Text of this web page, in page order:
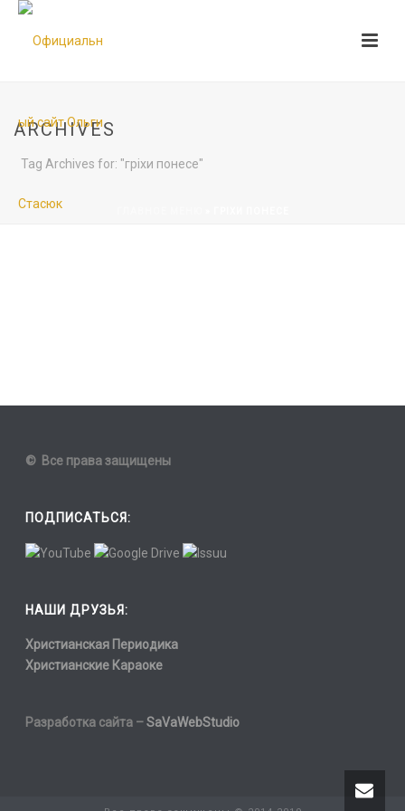
ARCHIVES
Tag Archives for: "гріхи понесе"
© Все права защищены
ПОДПИСАТЬСЯ:
НАШИ ДРУЗЬЯ:
Христианская Периодика
Христианские Караоке
Разработка сайта –SaVaWebStudio